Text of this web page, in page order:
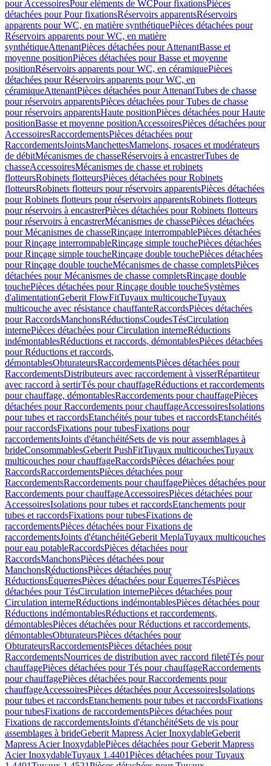
pour AccessoiresPour eléments de WCPour fixationsPièces
détachées pour Pour fixationsRéservoirs apparentsRéservoirs
apparents pour WC, en matière synthétiquePièces détachées pour
Réservoirs apparents pour WC, en matière
synthétiqueAttenantPièces détachées pour AttenantBasse et
moyenne positionPièces détachées pour Basse et moyenne
positionRéservoirs apparents pour WC, en céramiquePièces
détachées pour Réservoirs apparents pour WC, en
céramiqueAttenantPièces détachées pour AttenantTubes de chasse
pour réservoirs apparentsPièces détachées pour Tubes de chasse
pour réservoirs apparentsHaute positionPièces détachées pour Haute
positionBasse et moyenne positionAccessoiresPièces détachées pour
AccessoiresRaccordementsPièces détachées pour
RaccordementsJointsManchettesMamelons, rosaces et modérateurs
de débitMécanismes de chasseRéservoirs à encastrerTubes de
chasseAccessoiresMécanismes de chasse et robinets
flotteursRobinets flotteursPièces détachées pour Robinets
flotteursRobinets flotteurs pour réservoirs apparentsPièces détachées
pour Robinets flotteurs pour réservoirs apparentsRobinets flotteurs
pour réservoirs à encastrerPièces détachées pour Robinets flotteurs
pour réservoirs à encastrerMécanismes de chassePièces détachées
pour Mécanismes de chasseRinçage interrompablePièces détachées
pour Rinçage interrompableRinçage simple touchePièces détachées
pour Rinçage simple toucheRinçage double touchePièces détachées
pour Rinçage double toucheMécanismes de chasse completsPièces
détachées pour Mécanismes de chasse completsRinçage double
touchePièces détachées pour Rinçage double toucheSystèmes
d'alimentationGeberit FlowFitTuyaux multicoucheTuyaux
multicouche avec résistance chauffanteRaccordsPièces détachées
pour RaccordsManchonsRéductionsCoudesTésCirculation
internePièces détachées pour Circulation interneRéductions
indémontablesRéductions et raccords, démontablesPièces détachées
pour Réductions et raccords,
démontablesObturateursRaccordementsPièces détachées pour
RaccordementsDistributeurs avec raccordement à visserRépartiteur
avec raccord à sertirTés pour chauffageRéductions et raccordements
pour chauffage, démontablesRaccordements pour chauffagePièces
détachées pour Raccordements pour chauffageAccessoiresIsolations
pour tubes et raccordsEtanchéités pour tubes et raccordsEtanchéités
pour raccordsFixations pour tubesFixations pour
raccordementsJoints d'étanchéitéSets de vis pour assemblages à
brideConsommablesGeberit PushFitTuyaux multicouchesTuyaux
multicouches pour chauffageRaccordsPièces détachées pour
RaccordsRaccordementsPièces détachées pour
RaccordementsRaccordements pour chauffagePièces détachées pour
Raccordements pour chauffageAccessoiresPièces détachées pour
AccessoiresIsolations pour tubes et raccordsEtanchements pour
tubes et raccordsFixations pour tubesFixations de
raccordementsPièces détachées pour Fixations de
raccordementsJoints d'étanchéitéGeberit MeplaTuyaux multicouches
pour eau potableRaccordsPièces détachées pour
RaccordsManchonsPièces détachées pour
ManchonsRéductionsPièces détachées pour
RéductionsÉquerresPièces détachées pour ÉquerresTésPièces
détachées pour TésCirculation internePièces détachées pour
Circulation interneRéductions indémontablesPièces détachées pour
Réductions indémontablesRéductions et raccordements,
démontablesPièces détachées pour Réductions et raccordements,
démontablesObturateursPièces détachées pour
ObturateursRaccordementsPièces détachées pour
RaccordementsNourrices de distribution avec raccord filetéTés pour
chauffagePièces détachées pour Tés pour chauffageRaccordements
pour chauffagePièces détachées pour Raccordements pour
chauffageAccessoiresPièces détachées pour AccessoiresIsolations
pour tubes et raccordsEtanchements pour tubes et raccordsFixations
pour tubesFixations de raccordementsPièces détachées pour
Fixations de raccordementsJoints d'étanchéitéSets de vis pour
assemblages à brideGeberit Mapress Acier InoxydableGeberit
Mapress Acier InoxydablePièces détachées pour Geberit Mapress
Acier InoxydableTuyaux 1.4401Pièces détachées pour Tuyaux